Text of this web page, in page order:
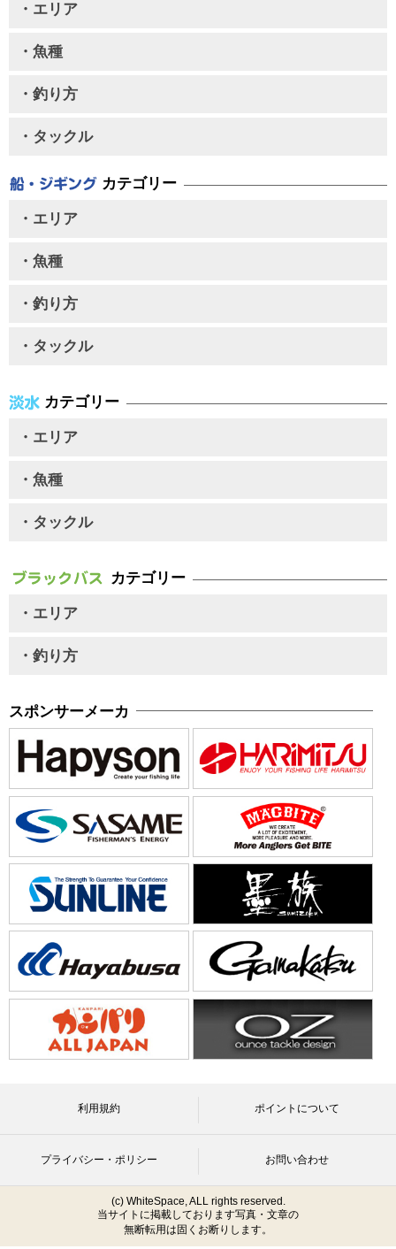
・エリア
・魚種
・釣り方
・タックル
カテゴリー
・エリア
・魚種
・釣り方
・タックル
カテゴリー
・エリア
・魚種
・タックル
カテゴリー
・エリア
・釣り方
スポンサーメーカ
利用規約 ポイントについて
プライバシー・ポリシー お問い合わせ
(c) WhiteSpace, ALL rights reserved.
当サイトに掲載しております写真・文章の
無断転用は固くお断りします。